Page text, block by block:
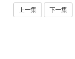
上一集 下一集